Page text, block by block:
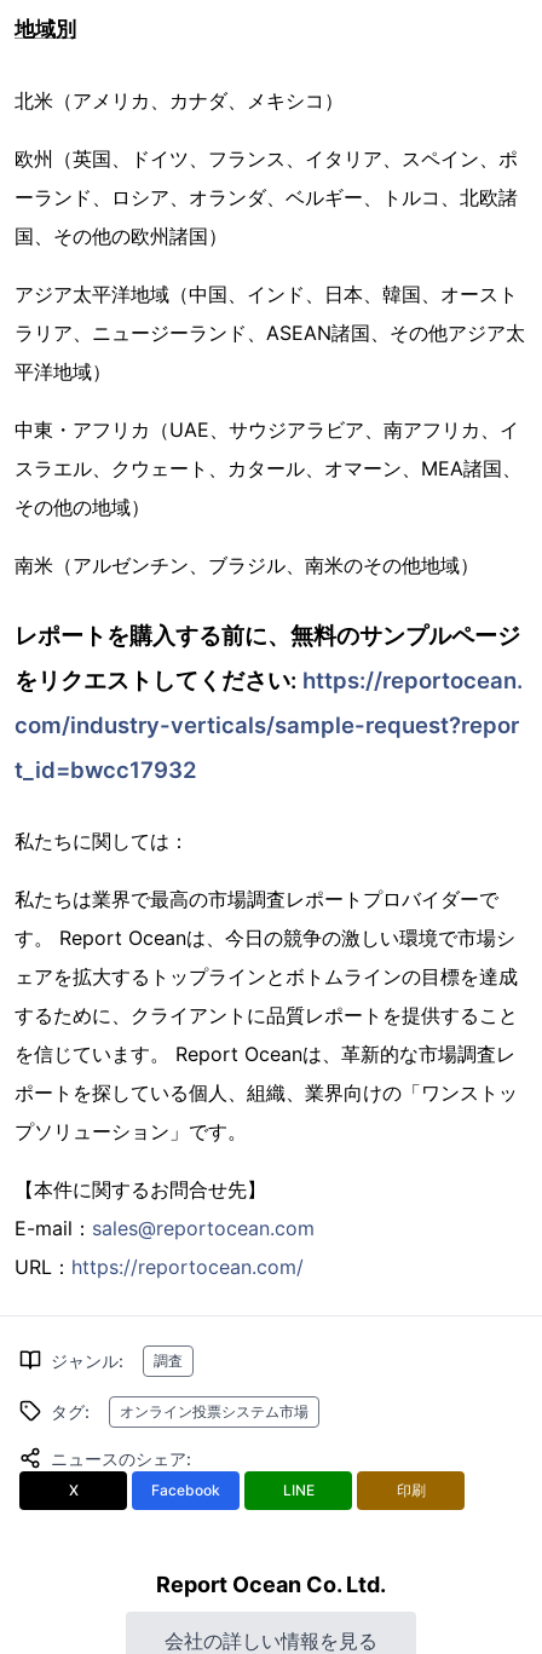
地域別
北米（アメリカ、カナダ、メキシコ）
欧州（英国、ドイツ、フランス、イタリア、スペイン、ポ
ーランド、ロシア、オランダ、ベルギー、トルコ、北欧諸
国、その他の欧州諸国）
アジア太平洋地域（中国、インド、日本、韓国、オースト
ラリア、ニュージーランド、ASEAN諸国、その他アジア太
平洋地域）
中東・アフリカ（UAE、サウジアラビア、南アフリカ、イ
スラエル、クウェート、カタール、オマーン、MEA諸国、
その他の地域）
南米（アルゼンチン、ブラジル、南米のその他地域）
レポートを購入する前に、無料のサンプルページ
をリクエストしてください: https://reportocean.
com/industry-verticals/sample-request?repor
t_id=bwcc17932
私たちに関しては：
私たちは業界で最高の市場調査レポートプロバイダーで
す。 Report Oceanは、今日の競争の激しい環境で市場シ
ェアを拡大するトップラインとボトムラインの目標を達成
するために、クライアントに品質レポートを提供すること
を信じています。 Report Oceanは、革新的な市場調査レ
ポートを探している個人、組織、業界向けの「ワンストッ
プソリューション」です。
【本件に関するお問合せ先】
E-mail： sales@reportocean.com
URL： https://reportocean.com/
ジャンル: 調査
タグ: オンライン投票システム市場
ニュースのシェア:
X Facebook LINE 印刷
Report Ocean Co. Ltd.
会社の詳しい情報を見る